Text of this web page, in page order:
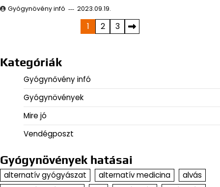
Gyógynövény infó 2023.09.19.
1 2 3
Kategóriák
Gyógynővény infó
Gyógynövények
Mire jó
Vendégposzt
Gyógynövények hatásai
alternatív gyógyászat alternatív medicina
alvás